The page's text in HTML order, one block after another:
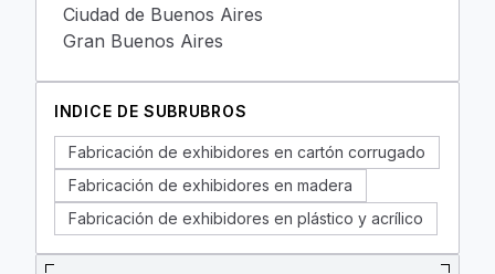
Ciudad de Buenos Aires
Gran Buenos Aires
INDICE DE SUBRUBROS
Fabricación de exhibidores en cartón corrugado
Fabricación de exhibidores en madera
Fabricación de exhibidores en plástico y acrílico